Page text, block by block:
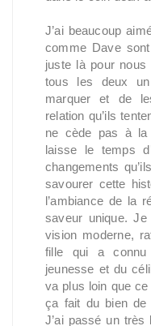
J’ai beaucoup
comme Dave
juste là pour
tous les deux
marquer et de
relation qu’ils
ne cède pas à
laisse le temps
changements
savourer cette
l’ambiance de la
saveur unique. Je
vision moderne,
fille qui a connu
jeunesse et du
va plus loin que
ça fait du bien de
J’ai passé un